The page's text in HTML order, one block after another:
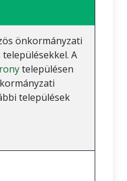
önkormányzati
A
településen
települések